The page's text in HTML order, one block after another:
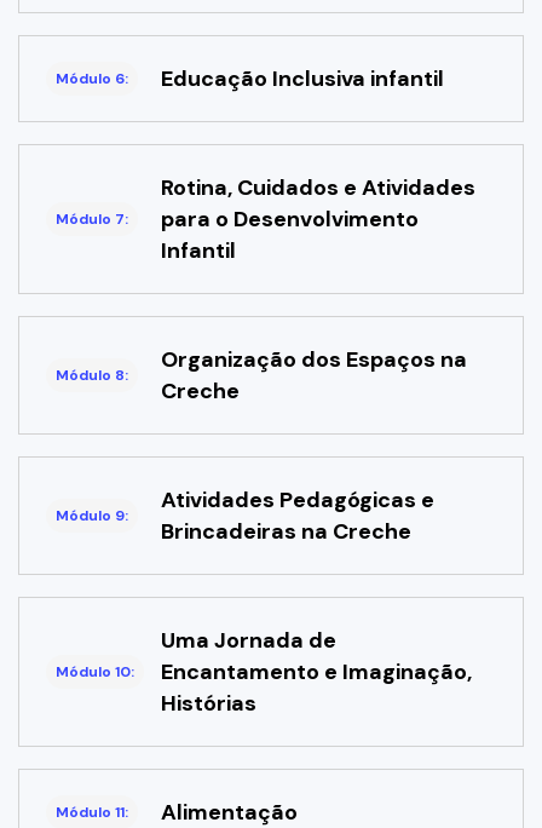
Módulo 6: Educação Inclusiva infantil
Módulo 7:
Rotina, Cuidados e Atividades
para o Desenvolvimento
Infantil
Módulo 8:
Organização dos Espaços na
Creche
Módulo 9:
Atividades Pedagógicas e
Brincadeiras na Creche
Módulo 10:
Uma Jornada de
Encantamento e Imaginação,
Histórias
Módulo 11: Alimentação